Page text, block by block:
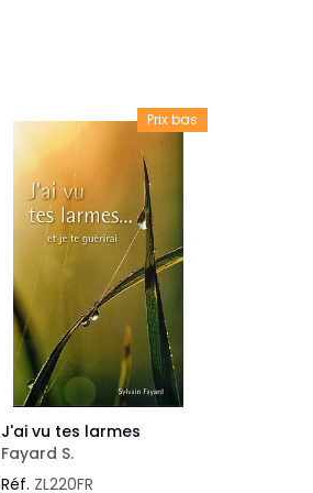
Prix bas
J'ai vu tes larmes
Fayard S.
Réf. ZL220FR